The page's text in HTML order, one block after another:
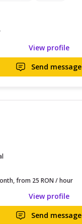
View profile
Send message
from 25 RON / hour
View profile
Send message